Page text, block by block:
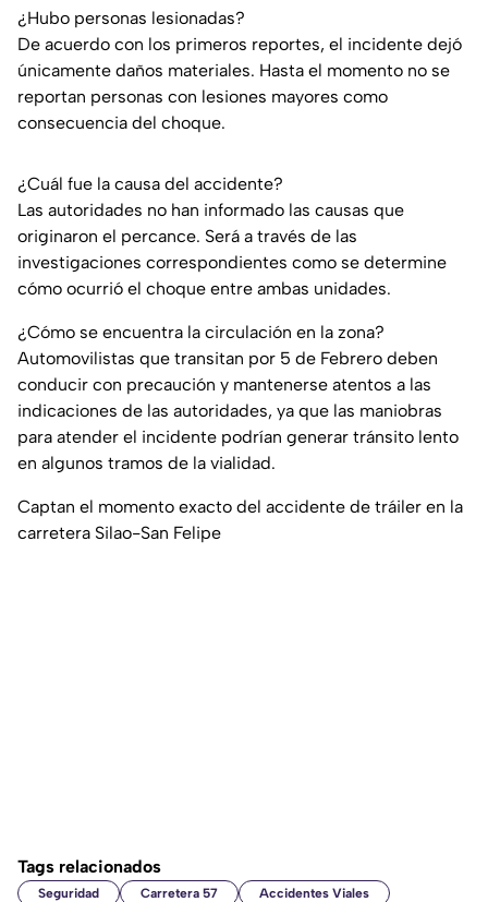
¿Hubo personas lesionadas?
De acuerdo con los primeros reportes, el incidente dejó
únicamente daños materiales. Hasta el momento no se
reportan personas con lesiones mayores como
consecuencia del choque.
¿Cuál fue la causa del accidente?
Las autoridades no han informado las causas que
originaron el percance. Será a través de las
investigaciones correspondientes como se determine
cómo ocurrió el choque entre ambas unidades.
¿Cómo se encuentra la circulación en la zona?
Automovilistas que transitan por 5 de Febrero deben
conducir con precaución y mantenerse atentos a las
indicaciones de las autoridades, ya que las maniobras
para atender el incidente podrían generar tránsito lento
en algunos tramos de la vialidad.
Captan el momento exacto del accidente de tráiler en la
carretera Silao-San Felipe
Tags relacionados
Seguridad Carretera 57 Accidentes Viales